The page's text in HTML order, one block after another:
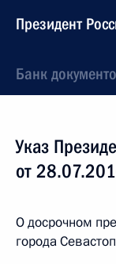
Президент
Банк
Указ
от
О досрочном
города